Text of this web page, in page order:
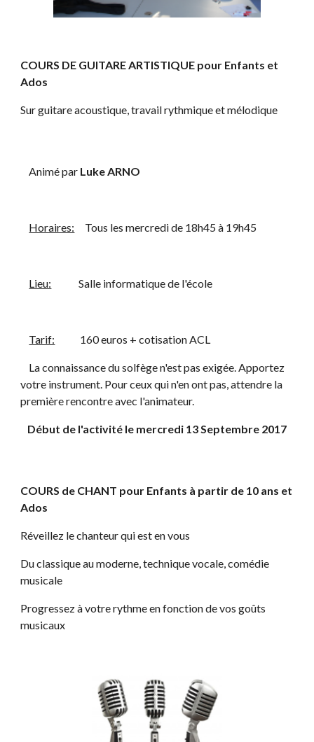
COURS DE GUITARE ARTISTIQUE pour Enfants et
Ados
Sur guitare acoustique, travail rythmique et mélodique
    Animé par
Luke ARNO
Horaires:
     Tous les mercredi de 18h45 à 19h45
Lieu:
             Salle informatique de l'école
Tarif:
            160 euros + cotisation ACL
votre instrument. Pour ceux qui n'en ont pas, attendre la
première rencontre avec l'animateur.
Début de l'activité le mercredi 13 Septembre 2017
COURS de CHANT pour Enfants à partir de 10 ans et
Ados
Réveillez le chanteur qui est en vous
Du classique au moderne, technique vocale, comédie
musicale
Progressez à votre rythme en fonction de vos goûts
musicaux